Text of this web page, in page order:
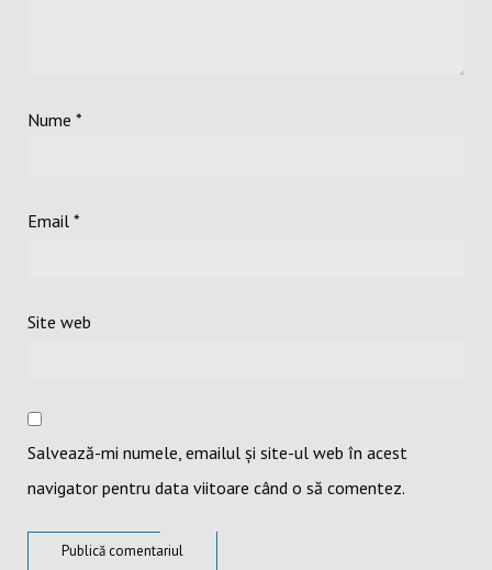
Nume *
Email *
Site web
Salvează-mi numele, emailul și site-ul web în acest
navigator pentru data viitoare când o să comentez.